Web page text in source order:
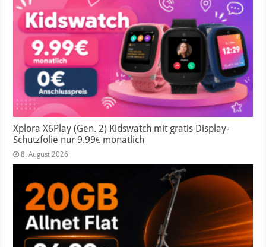
Xplora X6Play (Gen. 2) Kidswatch mit gratis Display-
Schutzfolie nur 9.99€ monatlich
8. August 2026